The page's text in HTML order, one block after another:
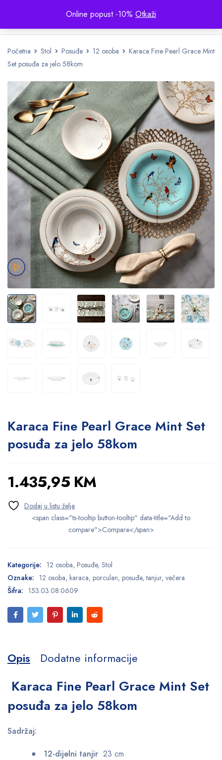
Online popust -10% Otkaži
Početna Stol Posuđe 12 osoba
Karaca Fine Pearl Grace Mint
Set posuđa za jelo 58kom
Karaca Fine Pearl Grace Mint Set
posuđa za jelo 58kom
1.435,95 KM
<span class="ts-tooltip button-tooltip" data-title="Add to
compare">Compare</span>
Kategorije: 12 osoba, Posuđe, Stol
Oznake: 12 osoba, karaca, porculan, posuđe,tanjur, večera
Šifra: 153.03.08.0609
Opis Dodatne informacije
Karaca Fine Pearl Grace Mint Set
posuđa za jelo 58kom
Sadržaj:
12-dijelni tanjir 23 cm